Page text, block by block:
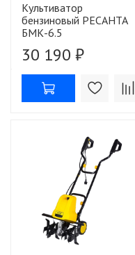
Культиватор
бензиновый РЕСАНТА
БМК-6.5
30 190 ₽